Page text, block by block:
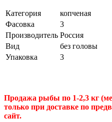
Категория
копченая
Фасовка
3
Производитель Россия
Вид
без головы
Упаковка
3
Продажа рыбы по 1-2,3 кг
только при доставке по
сайт.